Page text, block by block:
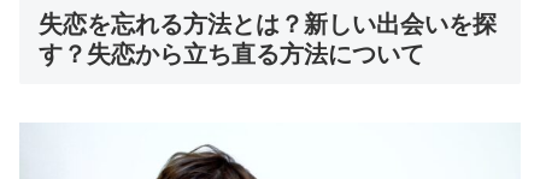
失恋を忘れる方法とは？新しい出会いを探
す？失恋から立ち直る方法について